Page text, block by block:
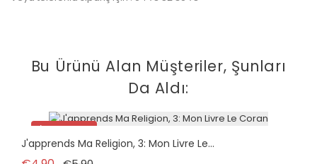
Bu Ürünü Alan Müşteriler, Şunları
Da Aldı:
İndirimde!
J'apprends Ma Religion, 3: Mon Livre Le...